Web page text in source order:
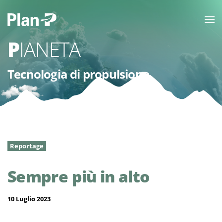
PIANETA
Tecnologia di propulsione
Reportage
Sempre più in alto
10 Luglio 2023